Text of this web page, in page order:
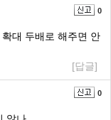
0
대 두배로 해주면 안
[답글]
0